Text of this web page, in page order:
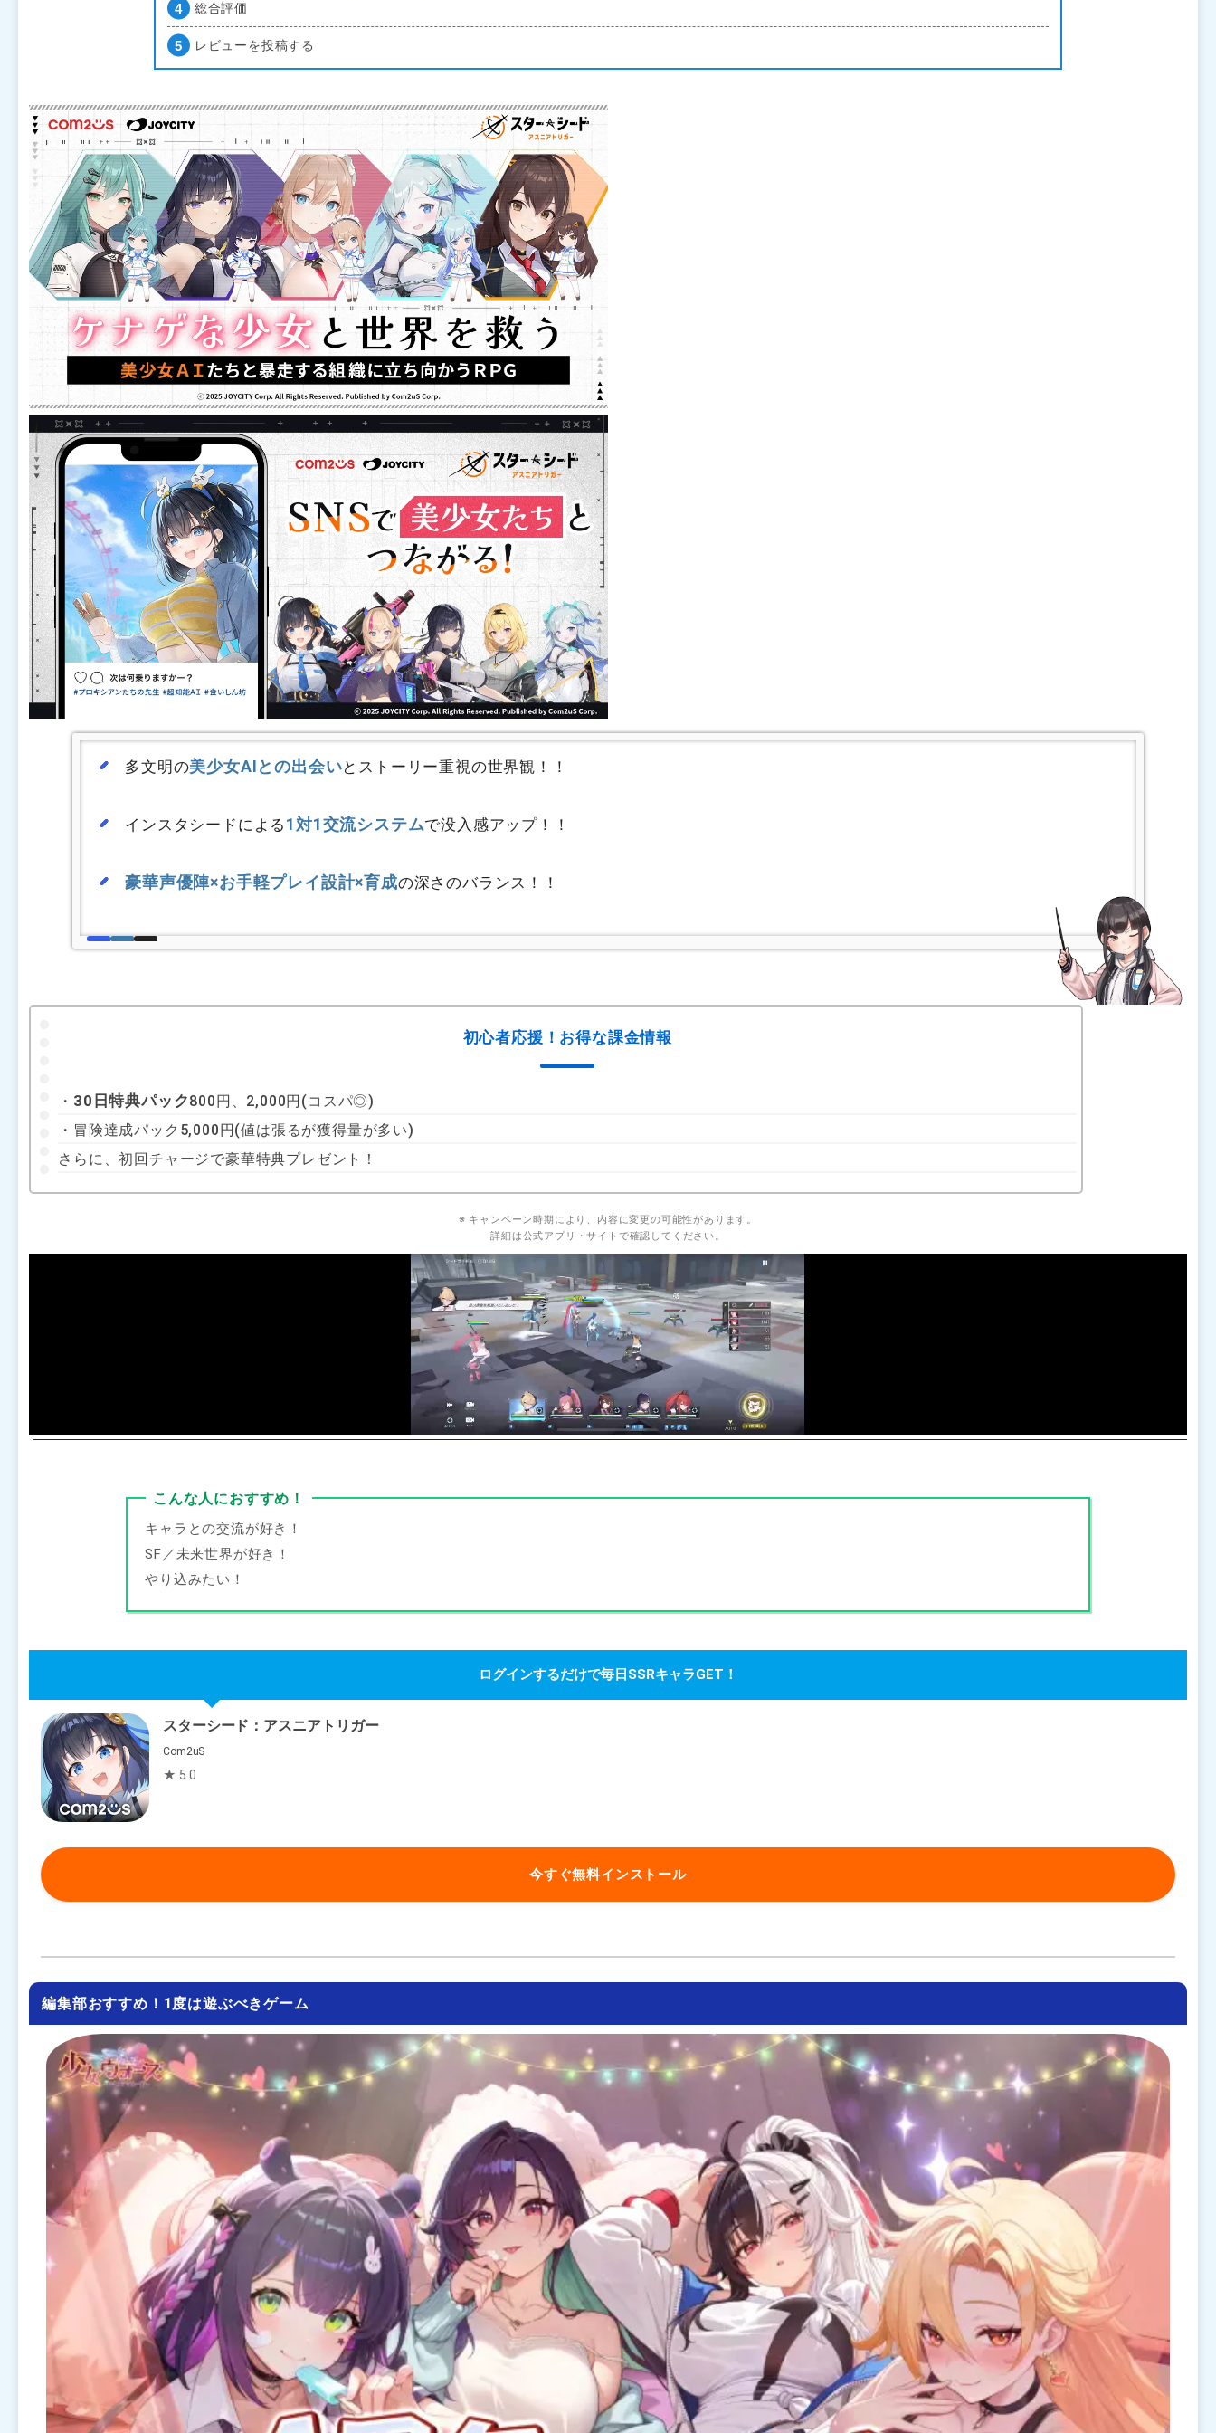
総合評価
レビューを投稿する
多文明の美少女AIとの出会いとストーリー重視の世界観！！
インスタシードによる 1対1交流システムで没入感アップ！！
豪華声優陣×お手軽プレイ設計×育成の深さのバランス！！
初心者応援！お得な課金情報
・ 30日特典パック800円、2,000円(コスパ◎)
・冒険達成パック5,000円(値は張るが獲得量が多い)
さらに、初回チャージで豪華特典プレゼント！
※ キャンペーン時期により、内容に変更の可能性があります。
詳細は公式アプリ・サイトで確認してください。
こんな人におすすめ！
キャラとの交流が好き！
SF／未来世界が好き！
やり込みたい！
ログインするだけで毎日SSRキャラGET！
スターシード：アスニアトリガー
Com2uS
★ 5.0
今すぐ無料インストール
編集部おすすめ！1度は遊ぶべきゲーム